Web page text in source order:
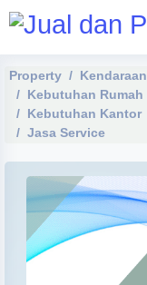
Property Kendaraan
Kebutuhan Rumah
Kebutuhan Kantor
Jasa Service